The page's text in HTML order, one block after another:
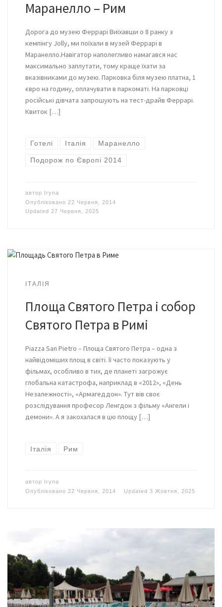
Маранелло – Рим
Дорога до музею Феррарі Виїхавши о 8 ранку з
кемпінгу Jolly, ми поїхали в музей Феррарі в
Маранелло.Навігатор наполегливо намагався нас
максимально заплутати, тому краще їхати за
вказівниками до музею. Парковка біля музею платна, 1
євро на годину, оплачувати в паркоматі. На парковці
російські дівчата запрошують на тест-драйв Феррарі.
Квиток […]
Готелі Італія Маранелло
Подорож по Європі 2014
автор Iryna
Опубліковано 22 Червня, 2014
Updated 27 Червня, 2025
ІТАЛІЯ
Площа Святого Петра і собор
Святого Петра в Римі
Piazza San Pietro – Площа Святого Петра – одна з
найвідоміших площ в світі. Її часто показують у
фільмах, особливо в тих, де планеті загрожує
глобальна катастрофа, наприклад в «2012», «День
Незалежності», «Армагеддон». Тут вів своє
розслідування професор Ленгдон з фільму «Ангели і
демони». А я закохалася в цю площу […]
Італія Рим
автор Iryna
Опубліковано 22 Червня, 2014 Updated 3 Жовтня, 2025